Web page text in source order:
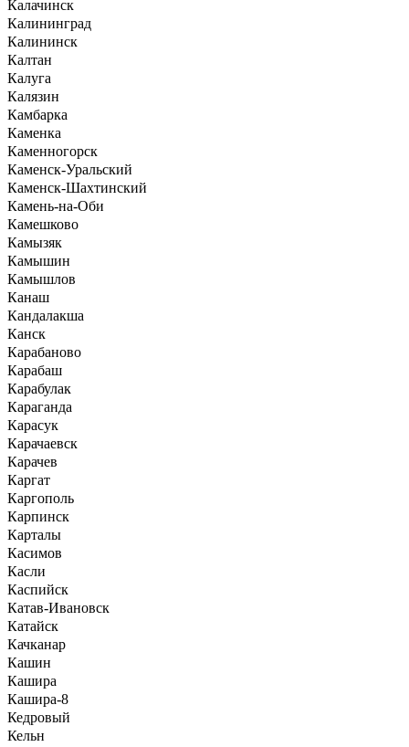
Калачинск
Калининград
Калининск
Калтан
Калуга
Калязин
Камбарка
Каменка
Каменногорск
Каменск-Уральский
Каменск-Шахтинский
Камень-на-Оби
Камешково
Камызяк
Камышин
Камышлов
Канаш
Кандалакша
Канск
Карабаново
Карабаш
Карабулак
Караганда
Карасук
Карачаевск
Карачев
Каргат
Каргополь
Карпинск
Карталы
Касимов
Касли
Каспийск
Катав-Ивановск
Катайск
Качканар
Кашин
Кашира
Кашира-8
Кедровый
Кельн